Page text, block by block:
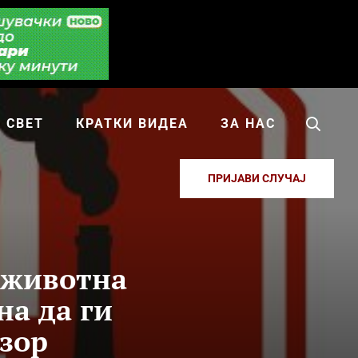
СВЕТ КРАТКИ ВИДЕА ЗА НАС
ПРИЈАВИ СЛУЧАЈ
животна
да ги